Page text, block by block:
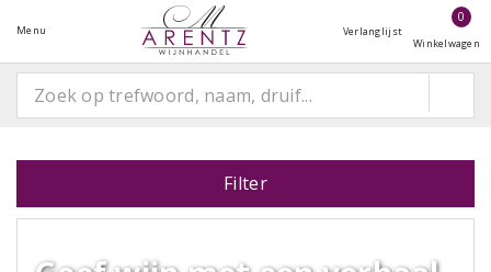
Menu Verlanglijst
0
Winkelwagen
Filter